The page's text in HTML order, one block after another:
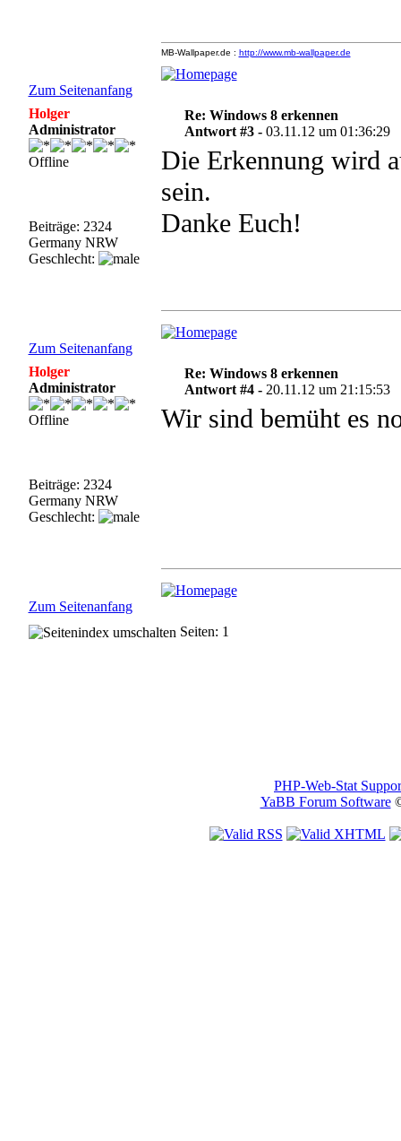
Zum Seitenanfang
MB-Wallpaper.de : http://www.mb-wallpaper.de
Holger
Administrator
Offline
Beiträge: 2324
Germany NRW
Geschlecht:
Re: Windows 8 erkennen
Antwort #3 -03.11.12 um 01:36:29
Die Erkennung wird
sein.
Danke Euch!
Zum Seitenanfang
Holger
Administrator
Offline
Beiträge: 2324
Germany NRW
Geschlecht:
Re: Windows 8 erkennen
Antwort #4 - 20.11.12 um 21:15:53
Wir sind bemüht es
Zum Seitenanfang
Seiten: 1
PHP-Web-Stat
YaBB Forum Software©